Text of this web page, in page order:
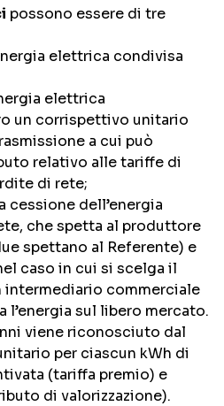
possono essere di tre
elettrica condivisa
elettrica
un corrispettivo unitario
a cui può
relativo alle tariffe di
di rete;
cessione dell’energia
che spetta al produttore
spettano al Referente) e
caso in cui si scelga il
commerciale
l’energia sul libero mercato.
viene riconosciuto dal
per ciascun kWh di
(tariffa premio) e
di valorizzazione).